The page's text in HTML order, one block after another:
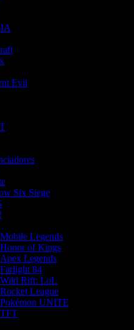
Evil
Six Siege
Mobile Legends
Honor of Kings
Apex Legends
Farlight 84
Wild Rift: LoL
Rocket League
Pokémon UNITE
TFT